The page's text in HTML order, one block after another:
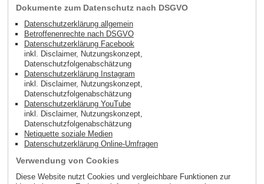
Dokumente zum Datenschutz nach DSGVO
Datenschutzerklärung allgemein
Betroffenenrechte nach DSGVO
Datenschutzerklärung Facebook
inkl. Disclaimer, Nutzungskonzept,
Datenschutzfolgenabschätzung
Datenschutzerklärung Instagram
inkl. Disclaimer, Nutzungskonzept,
Datenschutzfolgenabschätzung
Datenschutzerklärung YouTube
inkl. Disclaimer, Nutzungskonzept,
Datenschutzfolgenabschätzung
Netiquette soziale Medien
Datenschutzerklärung Online-Umfragen
Verwendung von Cookies
Diese Website nutzt Cookies und vergleichbare Funktionen zur